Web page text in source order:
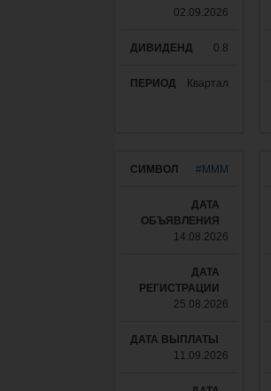
02.09.2026
0.8
Квартал
#MMM
14.08.2026
25.08.2026
11.09.2026